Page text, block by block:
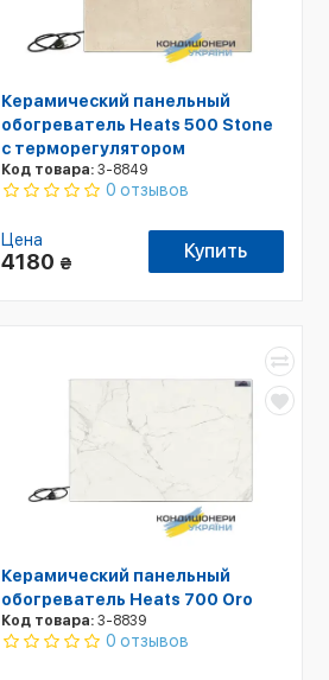
Керамический панельный
обогреватель Heats 500 Stone
с терморегулятором
Код товара: 3-8849
0 отзывов
Цена
4180 ₴
Купить
Керамический панельный
обогреватель Heats 700 Oro
Код товара: 3-8839
0 отзывов